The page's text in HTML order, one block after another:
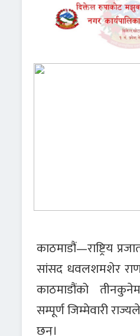
काठमाडौं—राष्ट्रिय
सांसद धवलशमशेर
काठमाडौंको
सम्पूर्ण जिम्मेवारी
छन्।